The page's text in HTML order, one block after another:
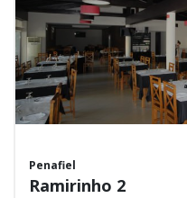
Penafiel
Ramirinho 2